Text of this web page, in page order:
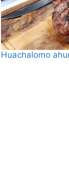
Huachalomo